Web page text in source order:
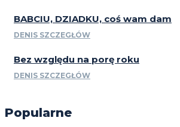
BABCIU, DZIADKU, coś wam dam
DENIS SZCZEGŁÓW
Bez względu na porę roku
DENIS SZCZEGŁÓW
Popularne